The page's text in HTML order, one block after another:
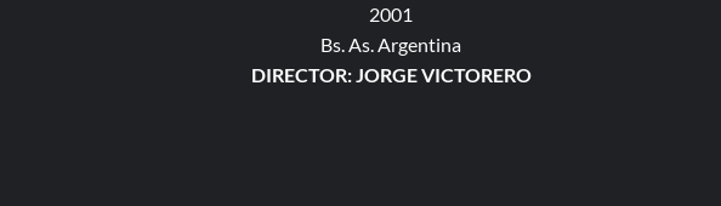
2001
Bs. As. Argentina
DIRECTOR: JORGE VICTORERO